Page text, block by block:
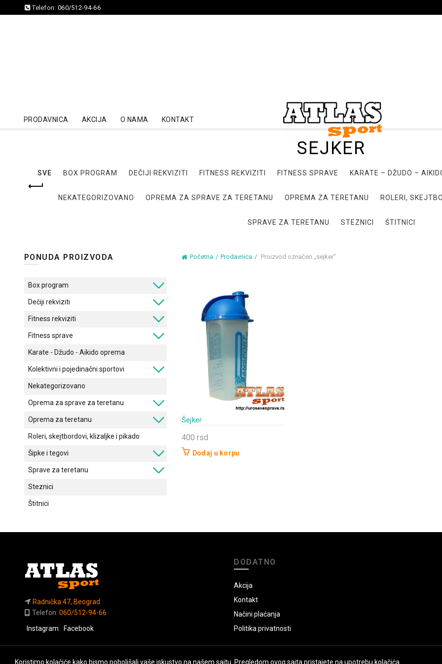
Telefon: 060/512-94-66
PRODAVNICA AKCIJA O NAMA KONTAKT
SEJKER
SVE BOX PROGRAM DEČIJI REKVIZITI FITNESS REKVIZITI FITNESS SPRAVE KARATE – DŽUDO –
NEKATEGORIZOVANO OPREMA ZA SPRAVE ZA TERETANU OPREMA ZA TERETANU ROLERI,
SPRAVE ZA TERETANU STEZNICI ŠTITNICI
Početna Prodavnica Proizvod označen „sejker“
Šejker
400 rsd
Dodaj u korpu
PONUDA PROIZVODA
Box program
Dečiji rekviziti
Fitness rekviziti
Fitness sprave
Karate - Džudo - Aikido oprema
Kolektivni i pojedinačni sportovi
Nekategorizovano
Oprema za sprave za teretanu
Oprema za teretanu
Roleri, skejtbordovi, klizaljke i pikado
Šipke i tegovi
Sprave za teretanu
Steznici
Štitnici
Radnička 47, Beograd
Telefon: 060/512-94-66
Instagram
Facebook
DODATNO
Akcija
Kontakt
Načini plaćanja
Politika privatnosti
Koristimo kolačiće kako bismo poboljšali vaše iskustvo na našem sajtu. Pregledom ovog sajta pristajete na upotrebu kolačića.